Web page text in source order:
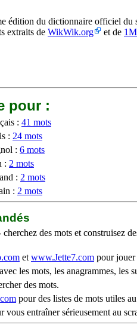
édition du dictionnaire officiel du
extraits de WikWik.org et de
pour :
: 41 mots
: 24 mots
: 6 mots
: 2 mots
: 2 mots
: 2 mots
cherchez des mots et construisez
et www.Jette7.com pour jouer
les mots, les anagrammes, les
des mots.
pour des listes de mots utiles
vous entraîner sérieusement au